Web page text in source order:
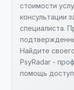
стоимости
консультации
специалиста.
Найдите
PsyRadar -
помощь